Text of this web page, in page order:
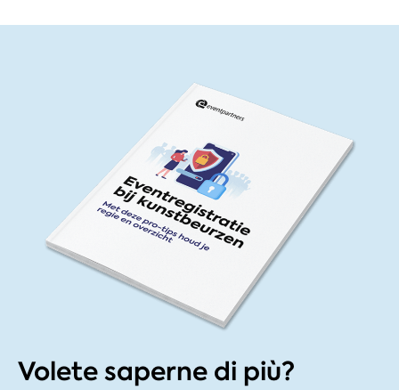
Volete saperne di più?